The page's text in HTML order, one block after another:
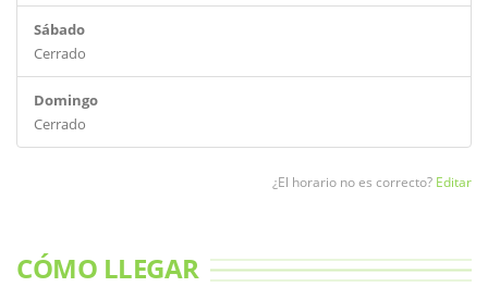
Sábado
Cerrado
Domingo
Cerrado
¿El horario no es correcto? Editar
CÓMO LLEGAR